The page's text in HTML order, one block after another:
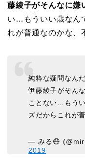
藤綾子がそんなに嫌
い…もういい歳なん
れが普通なのかな、
純粋な疑問なん
伊藤綾子がそん
ことない…もう
ズだからこれが
— みる😷
2019